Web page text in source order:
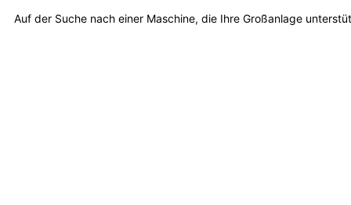
Auf der Suche nach einer Maschine, die Ihre Großanlage